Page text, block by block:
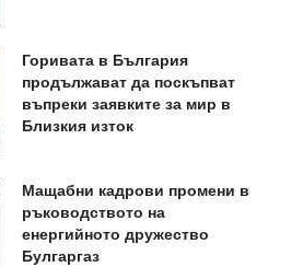
Горивата в България
продължават да поскъпват
въпреки заявките за мир в
Близкия изток
Мащабни кадрови промени в
ръководството на
енергийното дружество
Булгаргаз